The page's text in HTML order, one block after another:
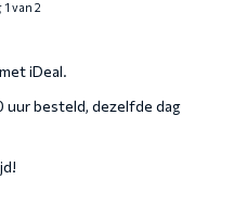
van 2
iDeal.
uur besteld, dezelfde dag